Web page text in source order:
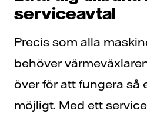
serviceavtal
Precis som alla
behöver
över för att fungera så
möjligt. Med ett